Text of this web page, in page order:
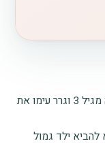
החל משנת 2014 חל בישראל חוק חינוך חובה מגיל 3 וגרר עימו את
להביא ילד גמול